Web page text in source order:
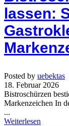
lassen:
Posted by uebektas
18. Februar 2026
Bistroschürzen
Markenzeichen In
...
Weiterlesen